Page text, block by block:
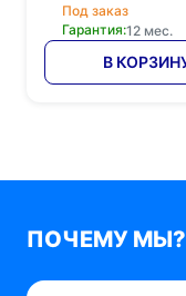
Под заказ
Гарантия:12 мес.
В
ПОЧЕМУ МЫ?